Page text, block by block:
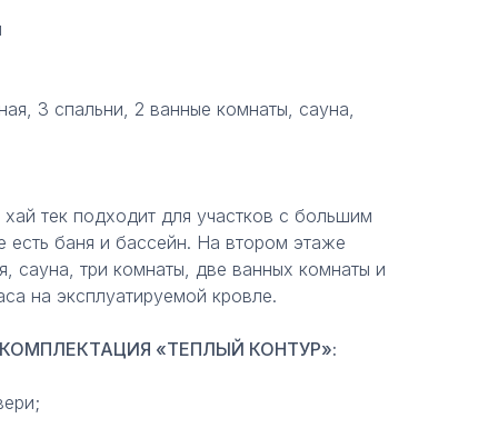
3 спальни, 2 ванные комнаты, сауна,
тек подходит для участков с большим
баня и бассейн. На втором этаже
сауна, три комнаты, две ванных комнаты и
на эксплуатируемой кровле.
«ТЕПЛЫЙ КОНТУР»: